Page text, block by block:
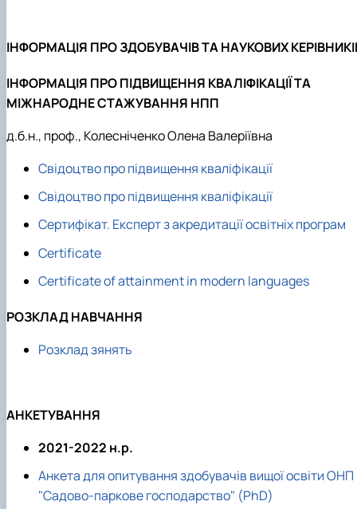
ІНФОРМАЦІЯ ПРО ЗДОБУВАЧІВ ТА НАУКОВИХ
ІНФОРМАЦІЯ ПРО ПІДВИЩЕННЯ КВАЛІФІКАЦІЇ ТА
МІЖНАРОДНЕ СТАЖУВАННЯ НПП
д.б.н., проф., Колесніченко Олена Валеріївна
Свідоцтво про підвищення кваліфікації
Свідоцтво про підвищення кваліфікації
Сертифікат. Експерт з акредитації освітніх програм
Certificate
Certificate of attainment in modern languages
РОЗКЛАД НАВЧАННЯ
Розклад зянять
АНКЕТУВАННЯ
2021-2022 н.р.
Анкета для опитування здобувачів вищої освіти ОНП
"Садово-паркове господарство" (PhD)